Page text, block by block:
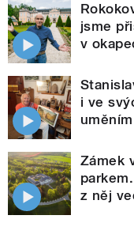
jsme
v
i ve
Zámek
z něj